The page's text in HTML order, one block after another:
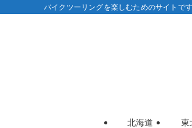
バイクツーリングを楽しむためのサイトで
北海道 東